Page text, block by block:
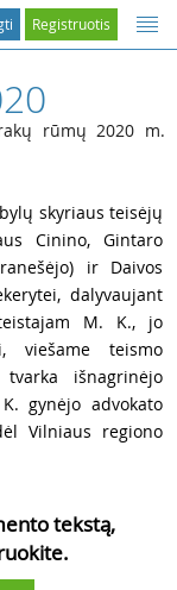
Registruotis
rūmų 2020 m.
skyriaus teisėjų
Cinino, Gintaro
ir Daivos
dalyvaujant
M. K., jo
viešame teismo
išnagrinėjo
gynėjo advokato
Vilniaus regiono
tekstą,